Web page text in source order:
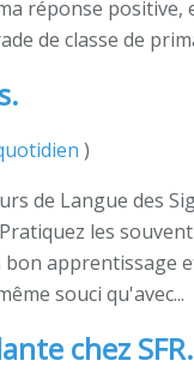
réponse positive,
de classe de
)
de Langue des
les
apprentissage
souci qu'avec...
chez SFR.